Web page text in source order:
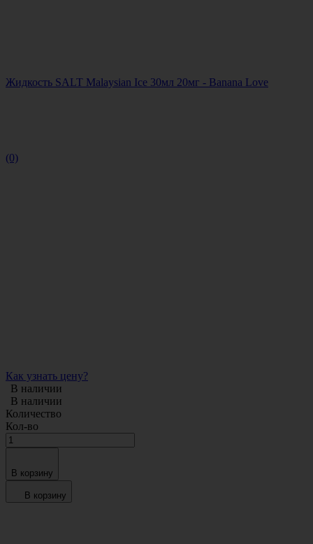
Жидкость SALT Malaysian Ice 30мл 20мг - Banana Love
(0)
Как узнать цену?
В наличии
В наличии
Количество
Кол-во
В корзину
В корзину